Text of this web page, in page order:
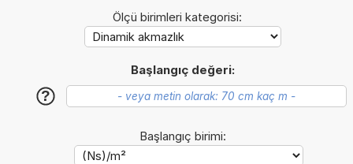
Ölçü birimleri kategorisi:
Başlangıç değeri:
?
Başlangıç birimi: